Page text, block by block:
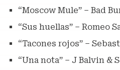
“Moscow Mule” – Bad
“Sus huellas” – Romeo
“Tacones rojos” –
“Una nota” – J Balvin &